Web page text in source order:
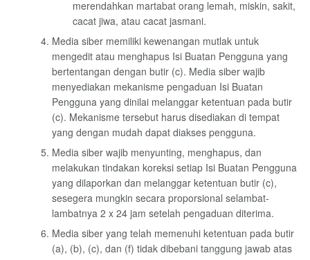
merendahkan martabat orang lemah, miskin, sakit,
cacat jiwa, atau cacat jasmani.
Media siber memiliki kewenangan mutlak untuk
mengedit atau menghapus Isi Buatan Pengguna yang
bertentangan dengan butir (c). Media siber wajib
menyediakan mekanisme pengaduan Isi Buatan
Pengguna yang dinilai melanggar ketentuan pada butir
(c). Mekanisme tersebut harus disediakan di tempat
yang dengan mudah dapat diakses pengguna.
Media siber wajib menyunting, menghapus, dan
melakukan tindakan koreksi setiap Isi Buatan Pengguna
yang dilaporkan dan melanggar ketentuan butir (c),
sesegera mungkin secara proporsional selambat-
lambatnya 2 x 24 jam setelah pengaduan diterima.
Media siber yang telah memenuhi ketentuan pada butir
(a), (b), (c), dan (f) tidak dibebani tanggung jawab atas